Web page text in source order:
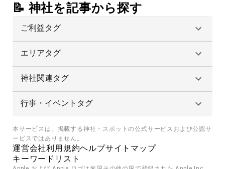
📝 神社を記事から探す
ご利益タグ
エリアタグ
神社関連タグ
行事・イベントタグ
本サービスは、掲載する神社・スポットの公式サービスおよび公認サ
ービスではありません。
運営会社利用規約ヘルプサイトマップ
キーワードリスト